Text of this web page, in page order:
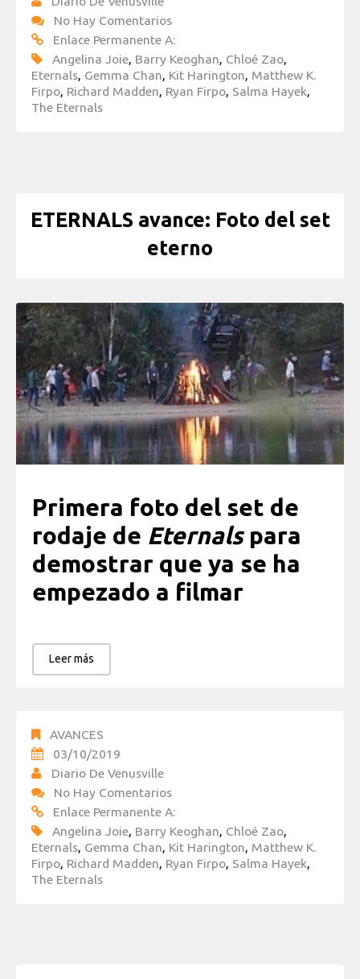
No Hay Comentarios
Enlace Permanente A:
Angelina Joie, Barry Keoghan, Chloé Zao,
Eternals, Gemma Chan, Kit Harington, Matthew K.
Firpo, Richard Madden, Ryan Firpo, Salma Hayek,
The Eternals
ETERNALS avance: Foto del set
eterno
Primera foto del set de
rodaje de Eternalspara
demostrar que ya se ha
empezado a filmar
Leer más
AVANCES
03/10/2019
Diario De Venusville
No Hay Comentarios
Enlace Permanente A:
Angelina Joie, Barry Keoghan, Chloé Zao,
Eternals, Gemma Chan, Kit Harington, Matthew K.
Firpo, Richard Madden, Ryan Firpo, Salma Hayek,
The Eternals